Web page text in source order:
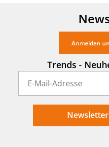
Anmelden
Trends -